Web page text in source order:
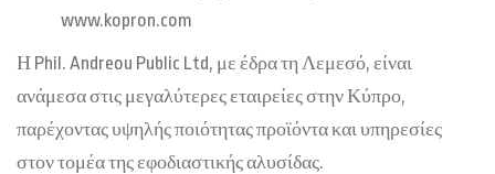
www.kopron.com
Η Phil. Andreou Public Ltd, με έδρα τη Λεμεσό, είναι
ανάμεσα στις μεγαλύτερες εταιρείες στην Κύπρο,
παρέχοντας υψηλής ποιότητας προϊόντα και υπηρεσίες
στον τομέα της εφοδιαστικής αλυσίδας.